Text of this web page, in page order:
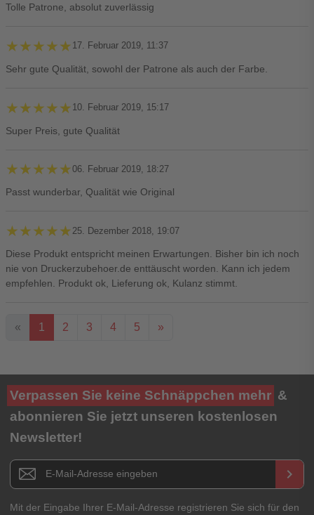
Tolle Patrone, absolut zuverlässig
★★★★★
★★★★★ 17. Februar 2019, 11:37
Sehr gute Qualität, sowohl der Patrone als auch der Farbe.
★★★★★
★★★★★ 10. Februar 2019, 15:17
Super Preis, gute Qualität
★★★★★
★★★★★06. Februar 2019, 18:27
Passt wunderbar, Qualität wie Original
★★★★★
★★★★★ 25. Dezember 2018, 19:07
Diese Produkt entspricht meinen Erwartungen. Bisher bin ich noch
nie von Druckerzubehoer.de enttäuscht worden. Kann ich jedem
empfehlen. Produkt ok, Lieferung ok, Kulanz stimmt.
« 1 2 3 4 5 »
Ihre Bewertung**
★★★★★
Titel**
E-Mail-Adresse
Ihr Passwort
Verpassen Sie keine Schnäppchen mehr &
abonnieren Sie jetzt unseren kostenlosen
Newsletter!
Newsletter E-Mail Adresse keyboard_arrow_right
Mit der Eingabe Ihrer E-Mail-Adresse registrieren Sie sich für den